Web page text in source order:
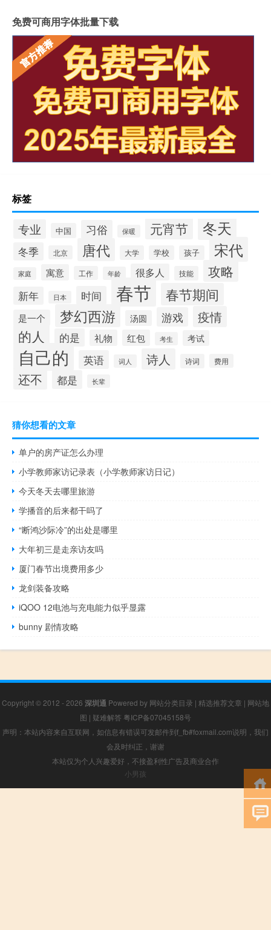
免费可商用字体批量下载
标签
专业 中国 习俗 保暖 元宵节 冬天
冬季 北京 唐代 大学 学校 孩子 宋代
家庭 寓意 工作 年龄 很多人 技能 攻略
新年 日本 时间 春节 春节期间
是一个 梦幻西游 汤圆 游戏 疫情
的人 的是 礼物 红包 考生 考试
自己的 英语 词人 诗人 诗词 费用
还不 都是 长辈
猜你想看的文章
单户的房产证怎么办理
小学教师家访记录表（小学教师家访日记）
今天冬天去哪里旅游
学播音的后来都干吗了
“断鸿沙际冷”的出处是哪里
大年初三是走亲访友吗
厦门春节出境费用多少
龙剑装备攻略
iQOO 12电池与充电能力似乎显露
bunny 剧情攻略
Copyright © 2012 - 2026 深圳通 Powered by 网站分类目录 | 精选推荐文章 | 网站地
图 | 疑难解答 粤ICP备07045158号
声明：本站内容来自互联网，如信息有错误可发邮件到f_fb#foxmail.com说明，我们
会及时纠正，谢谢
本站仅为个人兴趣爱好，不接盈利性广告及商业合作
小男孩